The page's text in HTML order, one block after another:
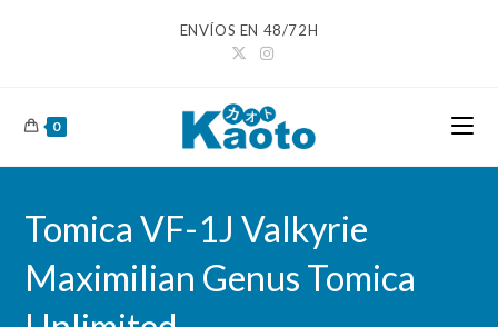
ENVÍOS EN 48/72H
0
Tomica VF-1J Valkyrie
Maximilian Genus Tomica